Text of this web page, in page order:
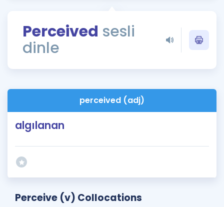
Rehberlik Aracı
ÖSYM Sınav Takvimi
İngilizce Gramer
Perceived sesli
dinle
perceived (adj)
algılanan
Perceive (v) Collocations